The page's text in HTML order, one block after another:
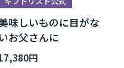
味しいものに目がな
いお父さんに
円